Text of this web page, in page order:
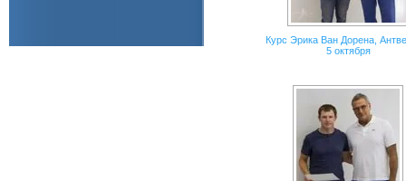
Курс Эрика Ван Дорена,
5 октября